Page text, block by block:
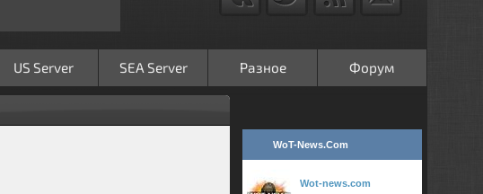
US Server SEA Server Разное Форум
WoT-News.Com
Wot-news.com